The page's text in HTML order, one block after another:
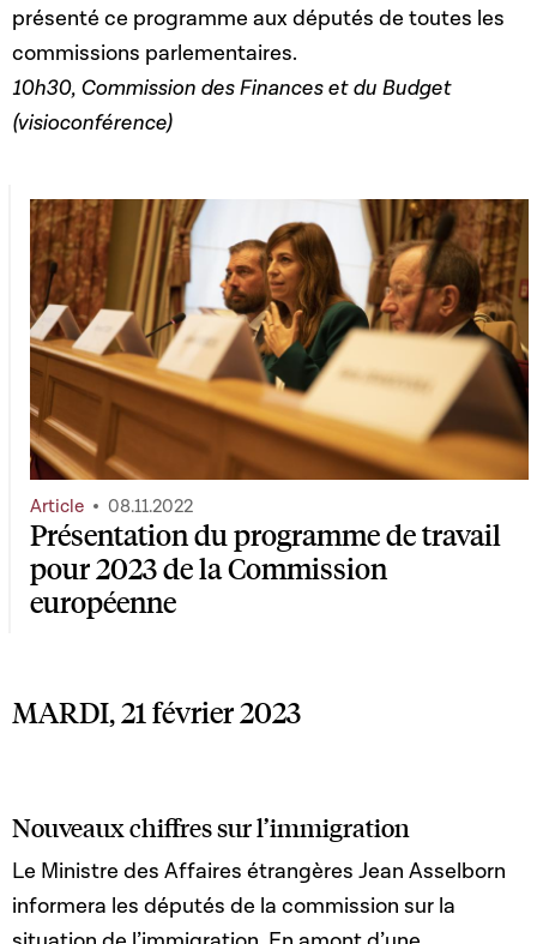
présenté ce programme aux députés de toutes les
commissions parlementaires.
10h30, Commission des Finances et du Budget
(visioconférence)
Présentation du programme de travail
pour 2023 de la Commission
européenne
Article 08.11.2022
MARDI, 21 février 2023
Nouveaux chiffres sur l’immigration
Le Ministre des Affaires étrangères Jean Asselborn
informera les députés de la commission sur la